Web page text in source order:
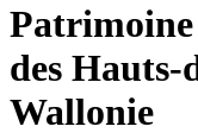
des Hauts-
Wallonie